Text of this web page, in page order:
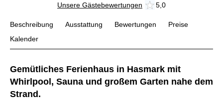
Unsere Gästebewertungen 5,0
Beschreibung Ausstattung Bewertungen
Preise
Kalender
Gemütliches Ferienhaus in Hasmark mit
Whirlpool, Sauna und großem Garten nahe dem
Strand.